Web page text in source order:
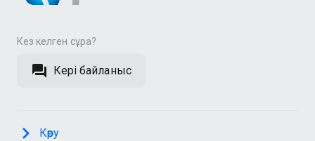
Кез келген сұрақ?
Кері байланыс
Көру